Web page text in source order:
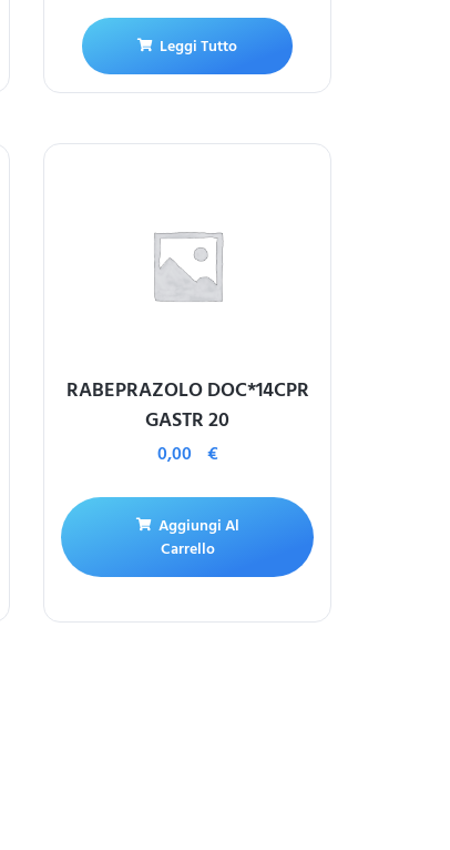
Leggi Tutto
RABEPRAZOLO DOC*14CPR
GASTR 20
0,00 €
Aggiungi Al
Carrello